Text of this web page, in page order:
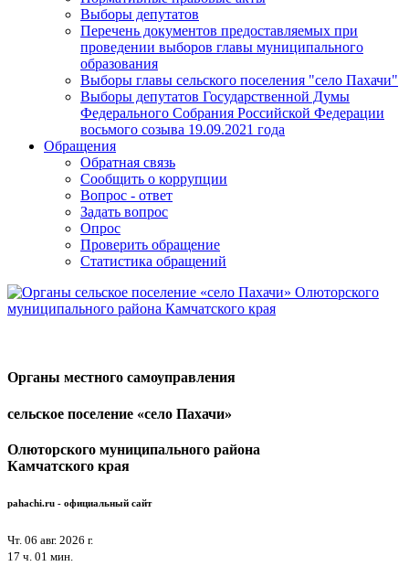
Выборы депутатов
Перечень документов предоставляемых при
проведении выборов главы муниципального
образования
Выборы главы сельского поселения "село Пахачи"
Выборы депутатов Государственной Думы
Федерального Собрания Российской Федерации
восьмого созыва 19.09.2021 года
Обращения
Обратная связь
Сообщить о коррупции
Вопрос - ответ
Задать вопрос
Опрос
Проверить обращение
Статистика обращений
Органы местного самоуправления
сельское поселение «село Пахачи»
Олюторского муниципального района
Камчатского края
pahachi.ru - официальный сайт
Чт. 06 авг. 2026 г.
17 ч. 01 мин.